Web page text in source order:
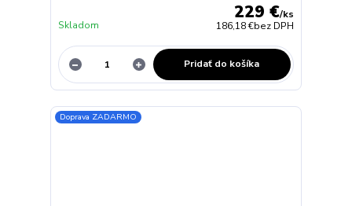
229 €/ks
186,18 €bez DPH
Skladom
Pridať do košíka
Doprava ZADARMO